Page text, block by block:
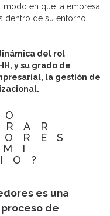
modo en que la empresa
dentro de su entorno.
del rol
y su grado de
la gestión de
es una
de